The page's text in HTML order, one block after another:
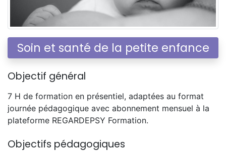
Soin et santé de la petite enfance
Objectif général
7 H de formation en présentiel, adaptées au format
journée pédagogique avec abonnement mensuel à la
plateforme REGARDEPSY Formation.
Objectifs pédagogiques